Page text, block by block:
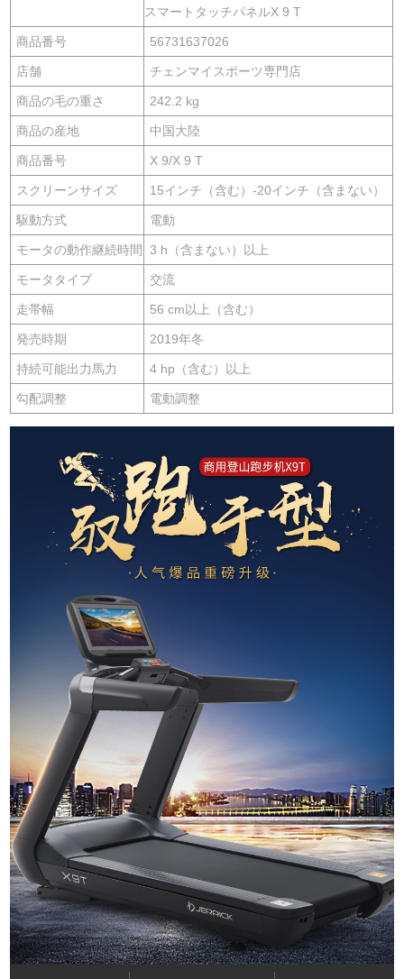
スマートタッチパネルX 9 T
商品番号 56731637026
店舗 チェンマイスポーツ専門店
商品の毛の重さ 242.2 kg
商品の産地 中国大陸
商品番号 X 9/X 9 T
スクリーンサイズ 15インチ（含む）-20インチ（含まない）
駆動方式 電動
モータの動作継続時間 3 h（含まない）以上
モータタイプ 交流
走帯幅 56 cm以上（含む）
発売時期 2019年冬
持続可能出力馬力 4 hp（含む）以上
勾配調整 電動調整